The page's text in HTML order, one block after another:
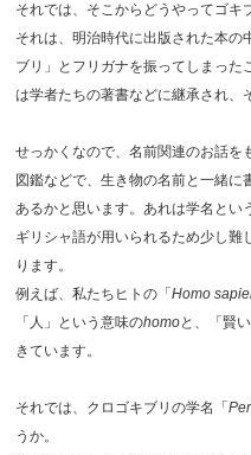
それでは、そこからどうやってゴキ
それは、明治時代に出版された本の
ブリ」とフリガナを振ってしまった
は学者たちの著書などに継承され、
せっかくなので、名前関連のお話を
図鑑などで、生き物の名前と一緒
あるかと思います。あれは学名とい
ギリシャ語が用いられるため少し難
ります。
例えば、私たちヒトの「Homo
「人」という意味のhomoと、「賢
きています。
それでは、クロゴキブリの学名「
うか。